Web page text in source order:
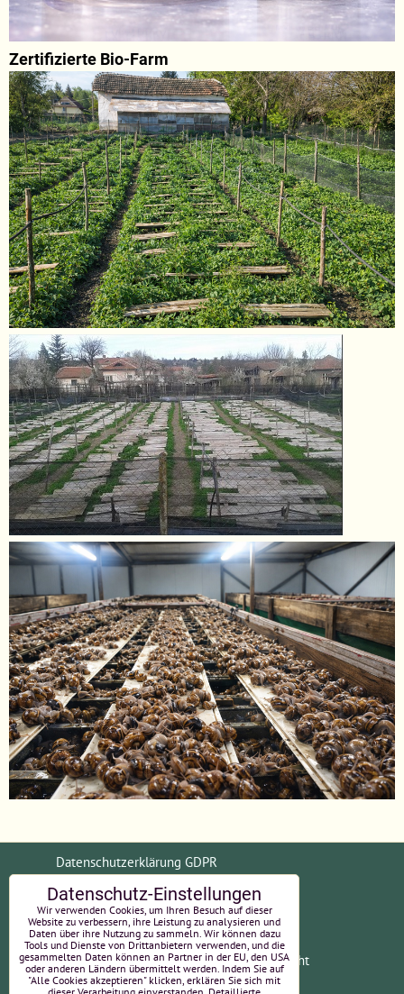
Zertifizierte Bio-Farm
Datenschutzerklärung GDPR
Allgemeine Geschäftsbedingungen (AGB)
Zahlungsinformationen
Widerrufsrecht
Datenschutz-Einstellungen
Wir verwenden Cookies, um Ihren Besuch auf dieser
Website zu verbessern, ihre Leistung zu analysieren und
Daten über ihre Nutzung zu sammeln. Wir können dazu
Tools und Dienste von Drittanbietern verwenden, und die
gesammelten Daten können an Partner in der EU, den USA
oder anderen Ländern übermittelt werden. Indem Sie auf
"Alle Cookies akzeptieren" klicken, erklären Sie sich mit